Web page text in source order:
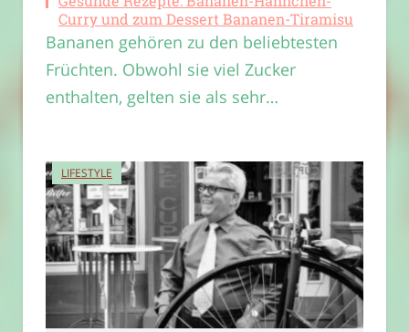
Curry und zum Dessert Bananen-Tiramisu
Bananen gehören zu den beliebtesten
Früchten. Obwohl sie viel Zucker
enthalten, gelten sie als sehr…
LIFESTYLE